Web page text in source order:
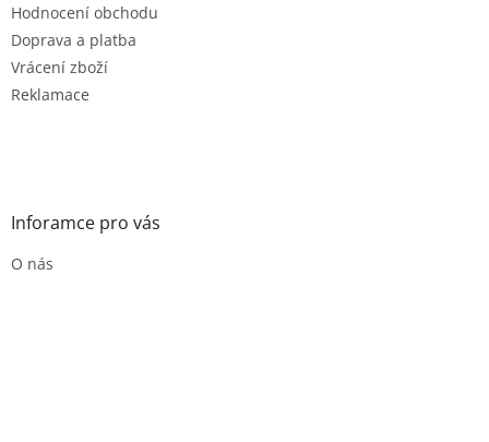
Hodnocení obchodu
Doprava a platba
Vrácení zboží
Reklamace
Inforamce pro vás
O nás